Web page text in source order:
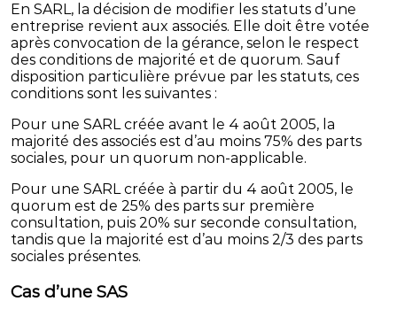
En SARL, la décision de modifier les statuts d’une
entreprise revient aux associés. Elle doit être votée
après convocation de la gérance, selon le respect
des conditions de majorité et de quorum. Sauf
disposition particulière prévue par les statuts, ces
conditions sont les suivantes :
Pour une SARL créée avant le 4 août 2005, la
majorité des associés est d’au moins 75% des parts
sociales, pour un quorum non-applicable.
Pour une SARL créée à partir du 4 août 2005, le
quorum est de 25% des parts sur première
consultation, puis 20% sur seconde consultation,
tandis que la majorité est d’au moins 2/3 des parts
sociales présentes.
Cas d’une SAS